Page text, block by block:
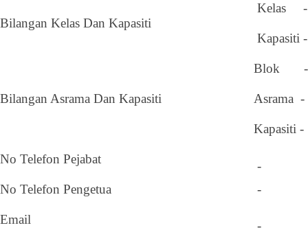
Bilangan Kelas Dan Kapasiti
Kelas
Kapasiti
Bilangan Asrama Dan Kapasiti
Blok -
Asrama
Kapasiti
No Telefon Pejabat
-
No Telefon Pengetua
-
Email
-